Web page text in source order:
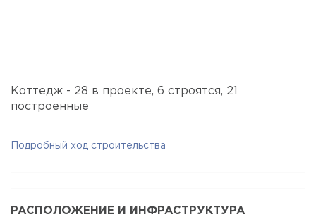
Коттедж - 28 в проекте, 6 строятся, 21
построенные
Подробный ход строительства
РАСПОЛОЖЕНИЕ И ИНФРАСТРУКТУРА